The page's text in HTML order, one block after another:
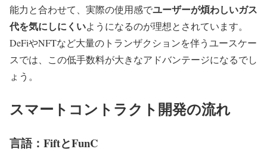
能力と合わせて、実際の使用感でユーザーが煩わしいガス
代を気にしにくいようになるのが理想とされています。
DeFiやNFTなど大量のトランザクションを伴うユースケー
スでは、この低手数料が大きなアドバンテージになるでし
ょう。
スマートコントラクト開発の流れ
言語：FiftとFunC